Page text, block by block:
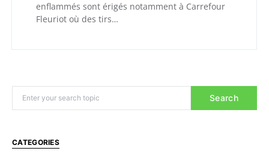
enflammés sont érigés notamment à Carrefour
Fleuriot où des tirs…
Search
CATEGORIES